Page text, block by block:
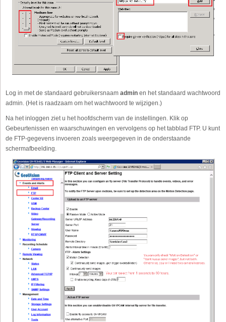
Log in met de standaard gebruikersnaam admin en het standaard wachtwoord
admin. (Het is raadzaam om het wachtwoord te wijzigen.)
Na het inloggen ziet u het hoofdscherm van de instellingen. Klik op
Gebeurtenissen en waarschuwingen en vervolgens op het tabblad FTP. U kunt
de FTP-gegevens invoeren zoals weergegeven in de onderstaande
schermafbeelding.